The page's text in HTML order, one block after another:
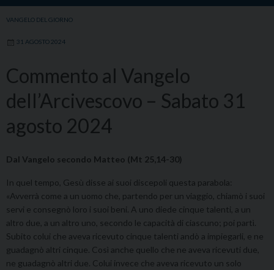
VANGELO DEL GIORNO
31 AGOSTO 2024
Commento al Vangelo
dell’Arcivescovo – Sabato 31
agosto 2024
Dal Vangelo secondo Matteo (Mt 25,14-30)
In quel tempo, Gesù disse ai suoi discepoli questa parabola:
«Avverrà come a un uomo che, partendo per un viaggio, chiamò i suoi
servi e consegnò loro i suoi beni. A uno diede cinque talenti, a un
altro due, a un altro uno, secondo le capacità di ciascuno; poi partì.
Subito colui che aveva ricevuto cinque talenti andò a impiegarli, e ne
guadagnò altri cinque. Così anche quello che ne aveva ricevuti due,
ne guadagnò altri due. Colui invece che aveva ricevuto un solo